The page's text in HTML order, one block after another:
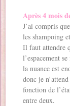
Après 4 mois
J’ai compris
les shampoing
Il faut attendre
l’espacement
la nuance est
donc je
fonction de
entre deux.